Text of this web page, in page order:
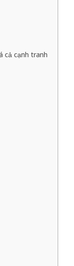
cả cạnh tranh